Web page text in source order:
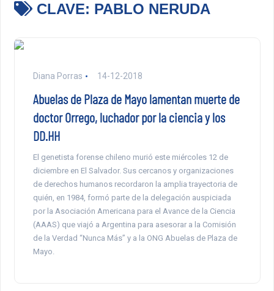
CLAVE: PABLO NERUDA
Diana Porras 14-12-2018
Abuelas de Plaza de Mayo lamentan muerte de
doctor Orrego, luchador por la ciencia y los
DD.HH
El genetista forense chileno murió este miércoles 12 de
diciembre en El Salvador. Sus cercanos y organizaciones
de derechos humanos recordaron la amplia trayectoria de
quién, en 1984, formó parte de la delegación auspiciada
por la Asociación Americana para el Avance de la Ciencia
(AAAS) que viajó a Argentina para asesorar a la Comisión
de la Verdad “Nunca Más” y a la ONG Abuelas de Plaza de
Mayo.